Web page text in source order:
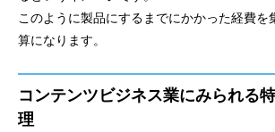
このように製品にするまでにかかった経費を
算になります。
コンテンツビジネス業にみられる
理